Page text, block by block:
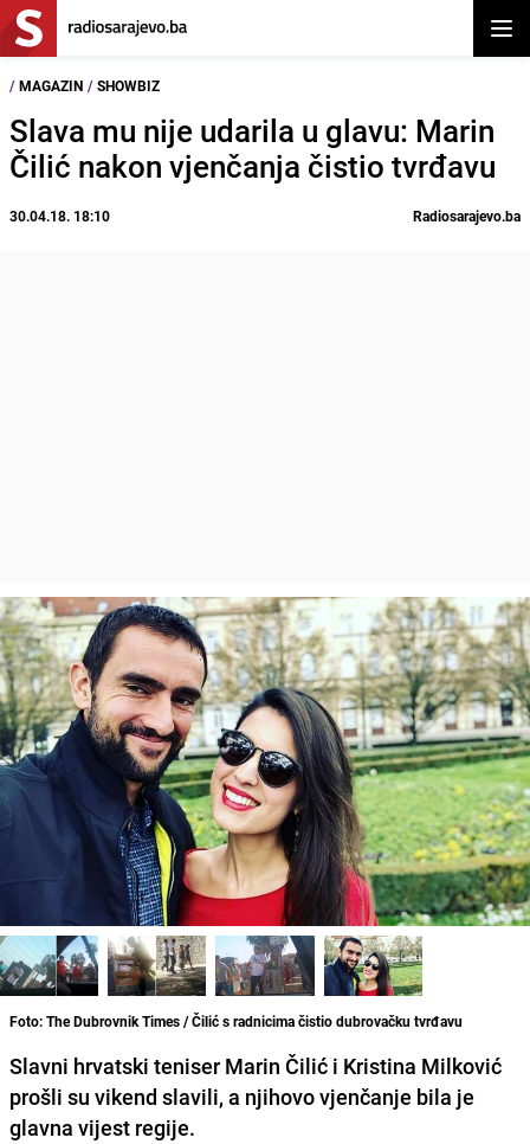
/ MAGAZIN / SHOWBIZ
Slava mu nije udarila u glavu: Marin
Čilić nakon vjenčanja čistio tvrđavu
30.04.18. 18:10 Radiosarajevo.ba
Foto: The Dubrovnik Times / Čilić s radnicima čistio dubrovačku tvrđavu
Slavni hrvatski teniser Marin Čilić i Kristina Milković
prošli su vikend slavili, a njihovo vjenčanje bila je
glavna vijest regije.